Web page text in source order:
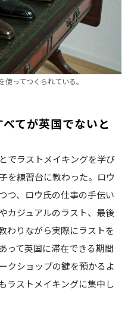
使ってつくられている。
てが英国でないと
でラストメイキングを学び
を練習台に教わった。ロウ
つ、ロウ氏の仕事の手伝い
カジュアルのラスト、最後
わりながら実際にラストを
って英国に滞在できる期間
クショップの鍵を預かるよ
ラストメイキングに集中し